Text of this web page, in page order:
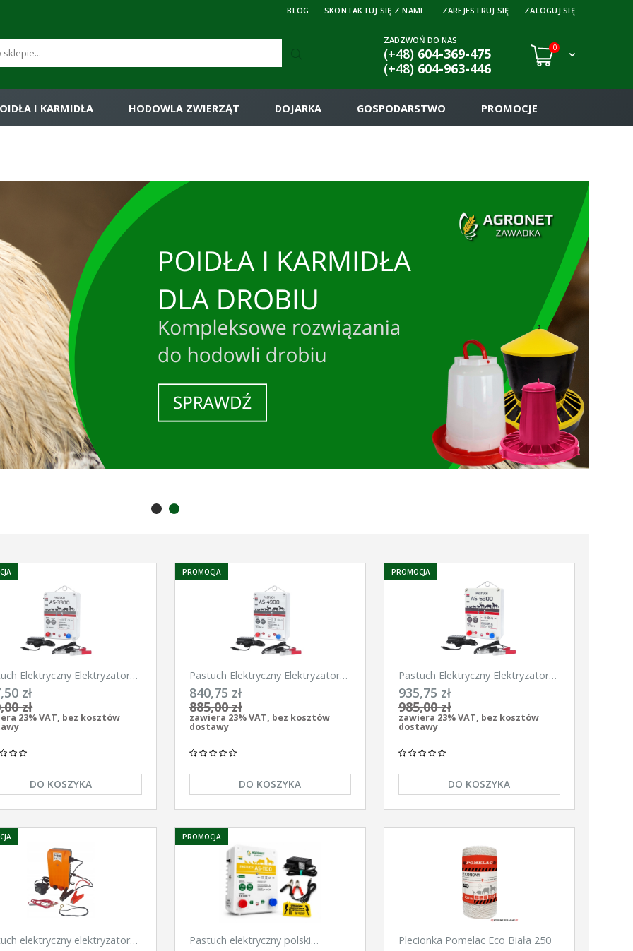
ZAREJESTRUJ SIĘ ZALOGUJ SIĘ
BLOG SKONTAKTUJ SIĘ Z NAMI
ZADZWOŃ DO NAS
(+48)604-369-475
(+48) 604-963-446
0
I KARMIDŁA HODOWLA ZWIERZĄT DOJARKA GOSPODARSTWO PROMOCJE
Elektryczny Elektryzator
Pomelac AS-3300 3,3
zł
zł
23% VAT, bez kosztów
DO KOSZYKA
Pastuch Elektryczny Elektryzator
uniwersalny Pomelac AS-4900
4,9Jula
840,75 zł
885,00 zł
zawiera 23% VAT, bez kosztów
dostawy
DO KOSZYKA
PROMOCJA
Pastuch Elektryczny Elektryzator
uniwersalny Pomelac AS-6300
6,3Jula
935,75 zł
985,00 zł
zawiera 23% VAT, bez kosztów
dostawy
DO KOSZYKA
PROMOCJA
elektryczny elektryzator
Pastuch elektryczny polski
PROMOCJA
Plecionka Pomelac Eco Biała 250